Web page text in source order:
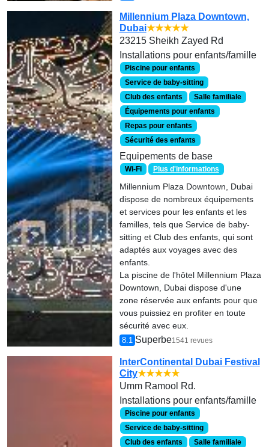
Millennium Plaza Downtown,
Dubai★★★★★
23215 Sheikh Zayed Rd
Installations pour enfants/famille
Piscine pour enfants
Service de baby-sitting
Club des enfants
Salle familiale
Équipements pour enfants
Repas pour enfants
Sécurité des enfants
Equipements de base
Wi-Fi Plus d'informations
Millennium Plaza Downtown, Dubai
dispose de nombreux équipements
et services pour les enfants et les
familles, tels que Service de baby-
sitting et Club des enfants, qui sont
adaptés aux voyages avec des
enfants.
La piscine de l'hôtel Millennium Plaza
Downtown, Dubai dispose d'une
zone réservée aux enfants pour que
vous puissiez en profiter en toute
sécurité avec eux.
8.1 Superbe1541 revues
InterContinental Dubai Festival
City★★★★★
Umm Ramool Rd.
Installations pour enfants/famille
Piscine pour enfants
Service de baby-sitting
Club des enfants
Salle familiale